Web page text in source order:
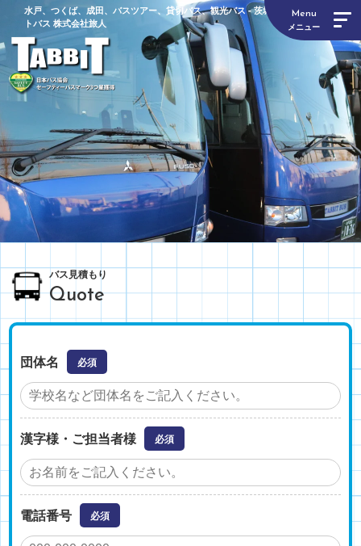
水戸、つくば、成田、バスツアー、貸切バス、観光バス - 茨城県のバス会社 タビッ
トバス 株式会社旅人
Menu
メニュー
バス見積もり
Quote
団体名 必須
漢字様・ご担当者様 必須
電話番号 必須